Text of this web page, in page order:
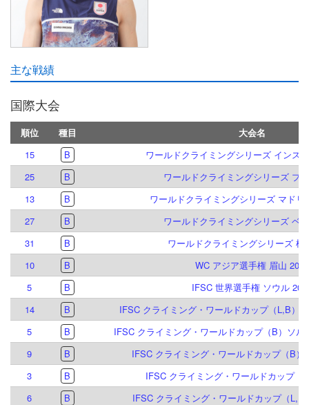
主な戦績
国際大会
順位 種目
大会名
15
B
ワールドクライミングシリーズ インス
25
B
ワールドクライミングシリーズ プ
13
B
ワールドクライミングシリーズ マドリ
27
B
ワールドクライミングシリーズ ベ
31
B
ワールドクライミングシリーズ 柯
10
B
WC アジア選手権 眉山 2026
5
B
IFSC 世界選手権 ソウル
14
B
IFSC クライミング・ワールドカップ（L,B）
5
B
IFSC クライミング・ワールドカップ（B）ソル
9
B
IFSC クライミング・ワールドカップ（B）
3
B
IFSC クライミング・ワールドカップ（
6
B
IFSC クライミング・ワールドカップ（